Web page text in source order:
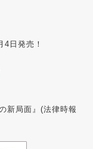
4日発売！
新局面』(法律時報